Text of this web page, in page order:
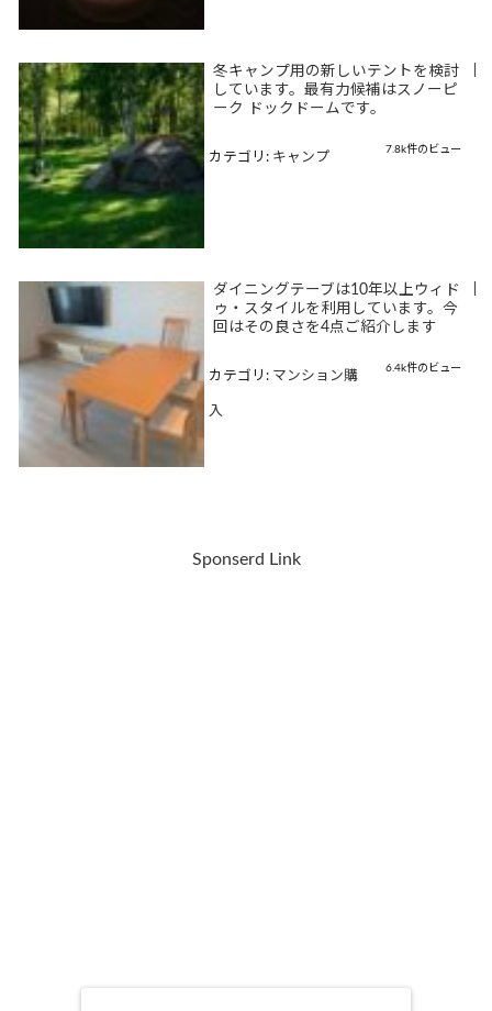
冬キャンプ用の新しいテントを検討
しています。最有力候補はスノーピ
ーク ドックドームです。
7.8k件のビュー
カテゴリ: キャンプ
ダイニングテーブは10年以上ウィド
ゥ・スタイルを利用しています。今
回はその良さを4点ご紹介します
6.4k件のビュー
カテゴリ: マンション購
入
Sponserd Link